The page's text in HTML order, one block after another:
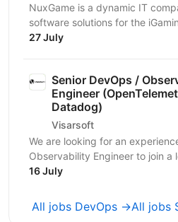
NuxGame is a dynamic IT
software solutions for the
empower operators of all sizes
27 July
Senior DevOps /
Engineer
Datadog)
Visarsoft
We are looking for an
Observability Engineer to join a
project focused on building a
16 July
All jobs DevOps →All jobs